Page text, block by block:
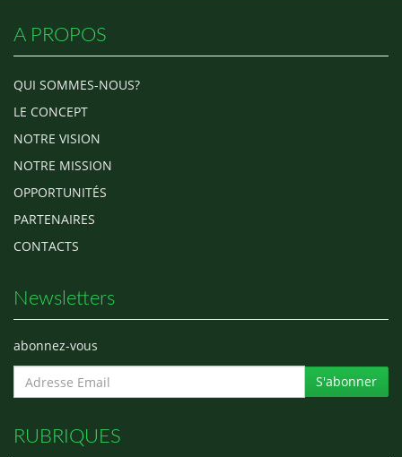
A PROPOS
QUI SOMMES-NOUS?
LE CONCEPT
NOTRE VISION
NOTRE MISSION
OPPORTUNITÉS
PARTENAIRES
CONTACTS
Newsletters
abonnez-vous
S'abonner
RUBRIQUES